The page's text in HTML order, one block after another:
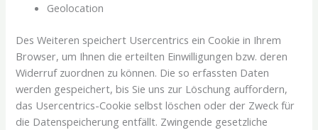
Geolocation
Des Weiteren speichert Usercentrics ein Cookie in Ihrem
Browser, um Ihnen die erteilten Einwilligungen bzw. deren
Widerruf zuordnen zu können. Die so erfassten Daten
werden gespeichert, bis Sie uns zur Löschung auffordern,
das Usercentrics-Cookie selbst löschen oder der Zweck für
die Datenspeicherung entfällt. Zwingende gesetzliche